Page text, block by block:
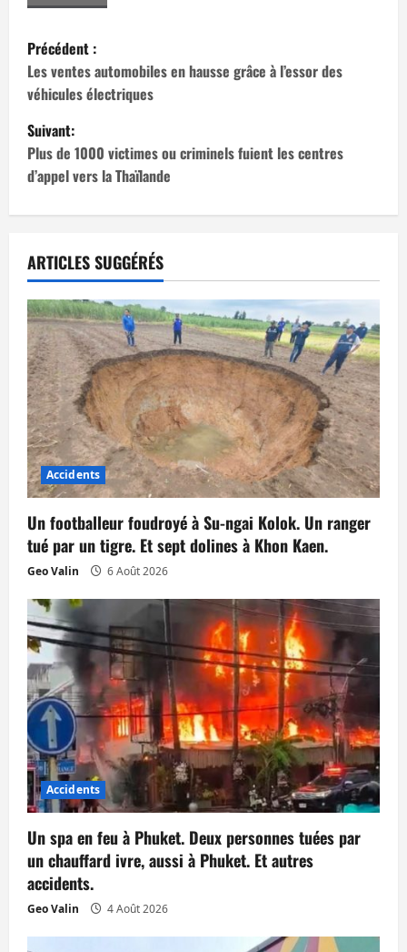
N
a
v
i
g
t
i
o
n
d
’
a
r
t
i
c
l
e
Précédent :
Les ventes automobiles en hausse grâce à l’essor des
véhicules électriques
Suivant:
Plus de 1000 victimes ou criminels fuient les centres
d’appel vers la Thaïlande
ARTICLES SUGGÉRÉS
Accidents
Un footballeur foudroyé à Su-ngai Kolok. Un ranger
tué par un tigre. Et sept dolines à Khon Kaen.
Geo Valin 6 Août 2026
Accidents
Un spa en feu à Phuket. Deux personnes tuées par
un chauffard ivre, aussi à Phuket. Et autres
accidents.
Geo Valin 4 Août 2026